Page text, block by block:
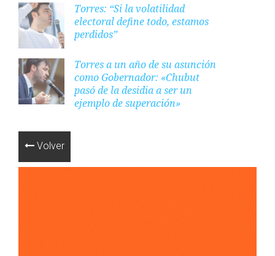
Torres: “Si la volatilidad
electoral define todo, estamos
perdidos”
Torres a un año de su asunción
como Gobernador: «Chubut
pasó de la desidia a ser un
ejemplo de superación»
Volver